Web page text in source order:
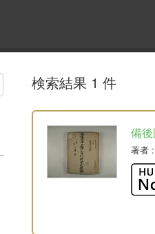
検索結果 1 件
備
著者: